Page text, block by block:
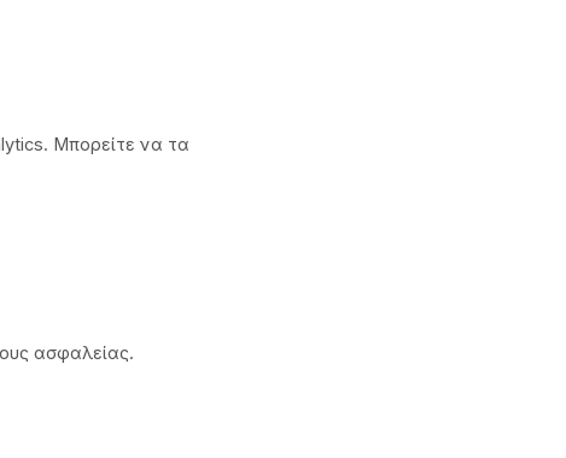
Μπορείτε να τα
ασφαλείας.